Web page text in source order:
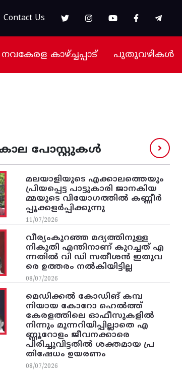
Contact Us
നവകേരള കാഴ്ച്ചപ്പാട് പുതുവഴികൾ
പോസ്റ്റുകൾ
മലയാളിയുടെ എക്കാലത്തെയും
പ്രിയപ്പെട്ട പാട്ടുകാരി ജാനകിയ
മ്മയുടെ വിയോഗത്തിൽ കണ്ണീർ
പ്പൂക്കളർപ്പിക്കുന്നു
11/07/2026
വീര്യംകുറഞ്ഞ മദ്യത്തിനുള്ള
നികുതി എന്തിനാണ് കുറച്ചത് എ
ന്നതിൽ വി ഡി സതീശൻ ഇതുവ
രെ ഉത്തരം നൽകിയിട്ടില്ല
08/07/2026
മെഡിക്കൽ കോഡിങ് കമ്പ
നിയായ കോറോ ഹെൽത്ത്
കേരളത്തിലെ ഓഫീസുകളിൽ
നിന്നും മുന്നറിയിപ്പില്ലാതെ എ
ണ്ണൂറോളം ജീവനക്കാരെ
പിരിച്ചുവിട്ടതിൽ‌ ശക്തമായ പ്ര
തിഷേധം ഉയരണം
08/07/2026